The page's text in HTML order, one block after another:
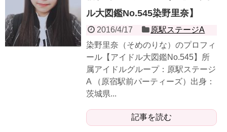
ル大図鑑No.545染野里奈】
2016/4/17
原駅ステージA
染野里奈（そめのりな）のプロフィ
ール【アイドル大図鑑No.545】所
属アイドルグループ：原駅ステージ
A （原宿駅前パーティーズ）出身：
茨城県...
記事を読む